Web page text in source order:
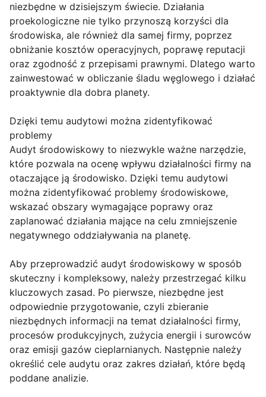
niezbędne w dzisiejszym świecie. Działania
proekologiczne nie tylko przynoszą korzyści dla
środowiska, ale również dla samej firmy, poprzez
obniżanie kosztów operacyjnych, poprawę reputacji
oraz zgodność z przepisami prawnymi. Dlatego warto
zainwestować w obliczanie śladu węglowego i działać
proaktywnie dla dobra planety.
Dzięki temu audytowi można zidentyfikować
problemy
Audyt środowiskowy to niezwykle ważne narzędzie,
które pozwala na ocenę wpływu działalności firmy na
otaczające ją środowisko. Dzięki temu audytowi
można zidentyfikować problemy środowiskowe,
wskazać obszary wymagające poprawy oraz
zaplanować działania mające na celu zmniejszenie
negatywnego oddziaływania na planetę.
Aby przeprowadzić audyt środowiskowy w sposób
skuteczny i kompleksowy, należy przestrzegać kilku
kluczowych zasad. Po pierwsze, niezbędne jest
odpowiednie przygotowanie, czyli zbieranie
niezbędnych informacji na temat działalności firmy,
procesów produkcyjnych, zużycia energii i surowców
oraz emisji gazów cieplarnianych. Następnie należy
określić cele audytu oraz zakres działań, które będą
poddane analizie.